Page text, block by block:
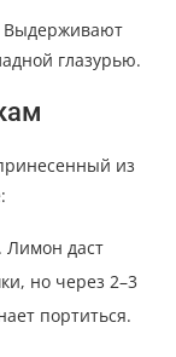
Выдерживают
глазурью.
из
Лимон даст
но через 2–3
портиться.